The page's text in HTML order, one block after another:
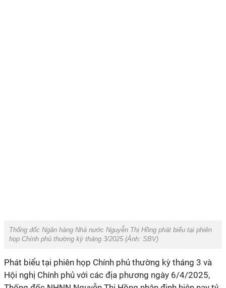
Thống đốc Ngân hàng Nhà nước Nguyễn Thị Hồng phát biểu tại phiên
họp Chính phủ thường kỳ tháng 3/2025 (Ảnh: SBV)
Phát biểu tại phiên họp Chính phủ thường kỳ tháng 3 và
Hội nghị Chính phủ với các địa phương ngày 6/4/2025,